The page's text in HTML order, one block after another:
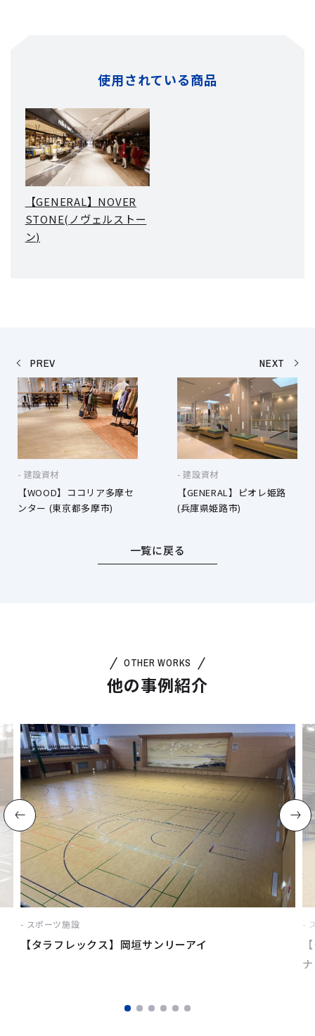
使用されている商品
【GENERAL】NOVER
STONE(ノヴェルストー
ン)
PREV
建設資材
【WOOD】ココリア多摩セ
ンター (東京都多摩市)
NEXT
建設資材
【GENERAL】ピオレ姫路
(兵庫県姫路市)
一覧に戻る
OTHER WORKS
他の事例紹介
スポーツ施設
【タラフレックス】岡垣サンリーアイ